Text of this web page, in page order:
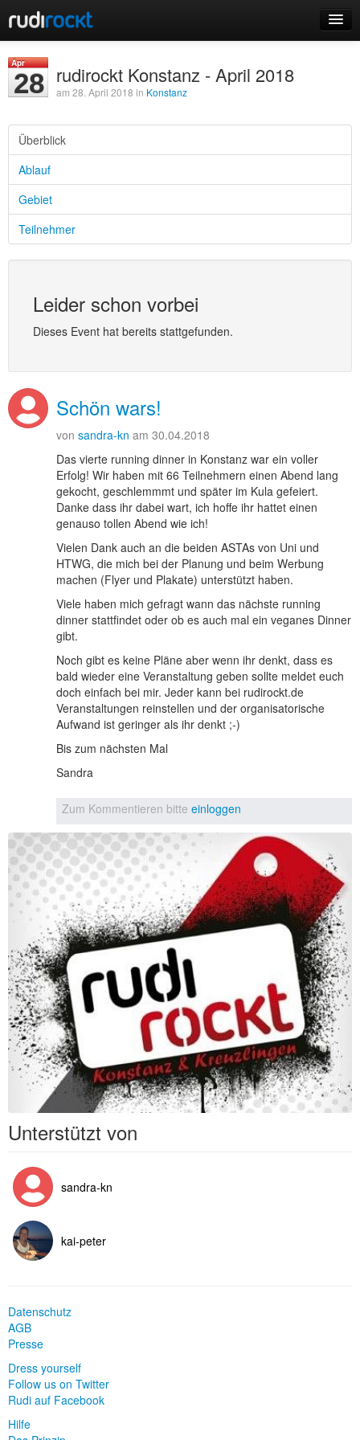
Events
Login
Registrieren
Apr
28 rudirockt Konstanz - April 2018
am 28. April 2018 in Konstanz
Überblick
Ablauf
Gebiet
Teilnehmer
Leider schon vorbei
Dieses Event hat bereits stattgefunden.
Schön wars!
von sandra-kn am 30.04.2018
Das vierte running dinner in Konstanz war ein voller
Erfolg! Wir haben mit 66 Teilnehmern einen Abend lang
gekocht, geschlemmmt und später im Kula gefeiert.
Danke dass ihr dabei wart, ich hoffe ihr hattet einen
genauso tollen Abend wie ich!
Vielen Dank auch an die beiden ASTAs von Uni und
HTWG, die mich bei der Planung und beim Werbung
machen (Flyer und Plakate) unterstützt haben.
Viele haben mich gefragt wann das nächste running
dinner stattfindet oder ob es auch mal ein veganes Dinner
gibt.
Noch gibt es keine Pläne aber wenn ihr denkt, dass es
bald wieder eine Veranstaltung geben sollte meldet euch
doch einfach bei mir. Jeder kann bei rudirockt.de
Veranstaltungen reinstellen und der organisatorische
Aufwand ist geringer als ihr denkt ;-)
Bis zum nächsten Mal
Sandra
Zum Kommentieren bitte einloggen
Unterstützt von
sandra-kn
kai-peter
Datenschutz
AGB
Presse
Dress yourself
Follow us on Twitter
Rudi auf Facebook
Hilfe